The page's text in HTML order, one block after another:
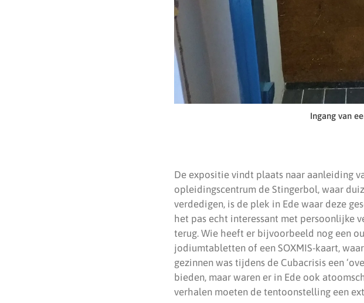
Ingang van
De expositie vindt plaats naar aanleiding
opleidingscentrum de Stingerbol, waar
verdedigen, is de plek in Ede waar deze
het pas echt interessant met persoonlijke
terug. Wie heeft er bijvoorbeeld nog een
jodiumtabletten of een SOXMIS-kaart,
gezinnen was tijdens de Cubacrisis een
bieden, maar waren er in Ede ook
verhalen moeten de tentoonstelling een